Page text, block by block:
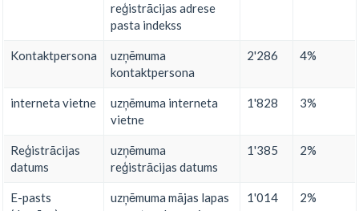
reģistrācijas adrese
pasta indekss
Kontaktpersona
uzņēmuma
kontaktpersona
2'286 4%
interneta vietne
uzņēmuma interneta
vietne
1'828 3%
Reģistrācijas
datums
uzņēmuma
reģistrācijas datums
1'385 2%
E-pasts
uzņēmuma mājas lapas
1'014 2%